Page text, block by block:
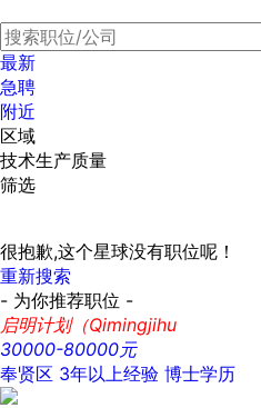
最新
急聘
附近
区域
技术生产质量
筛选
很抱歉,这个星球没有职位呢！
重新搜索
- 为你推荐职位 -
启明计划（Qimingjihu
30000-80000元
奉贤区 3年以上经验 博士学历